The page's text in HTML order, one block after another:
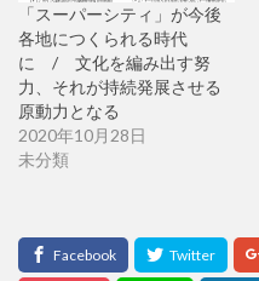
「スーパーシティ」が今後
各地につくられる時代
に / 文化を編み出す努
力、それが持続発展させる
原動力となる
2020年10月28日
未分類